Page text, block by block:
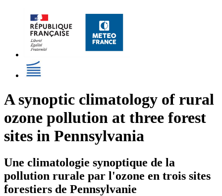
A synoptic climatology of rural
ozone pollution at three forest
sites in Pennsylvania
Une climatologie synoptique de la
pollution rurale par l'ozone en trois sites
forestiers de Pennsylvanie